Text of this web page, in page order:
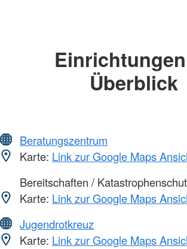
Überblick
Beratungszentrum
Karte: Link zur Google Maps
Bereitschaften /
Karte: Link zur Google Maps
Jugendrotkreuz
Karte: Link zur Google Maps